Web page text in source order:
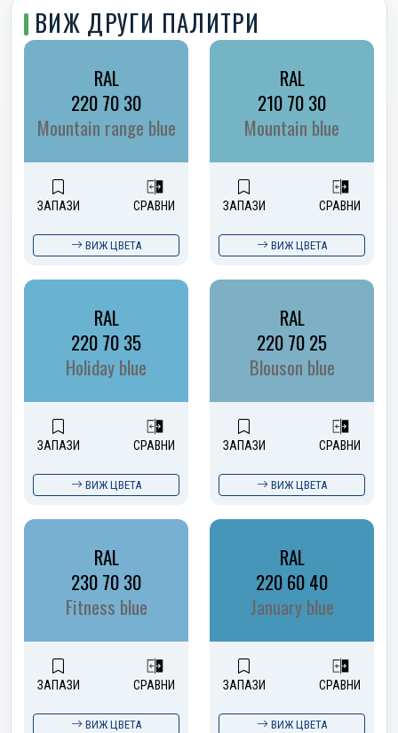
ВИЖ ДРУГИ ПАЛИТРИ
RAL
220 70 30
Mountain range blue
ЗАПАЗИ СРАВНИ
ВИЖ ЦВЕТА
RAL
210 70 30
Mountain blue
ЗАПАЗИ СРАВНИ
ВИЖ ЦВЕТА
RAL
220 70 35
Holiday blue
ЗАПАЗИ СРАВНИ
ВИЖ ЦВЕТА
RAL
220 70 25
Blouson blue
ЗАПАЗИ СРАВНИ
ВИЖ ЦВЕТА
RAL
230 70 30
Fitness blue
ЗАПАЗИ СРАВНИ
ВИЖ ЦВЕТА
RAL
220 60 40
January blue
ЗАПАЗИ СРАВНИ
ВИЖ ЦВЕТА